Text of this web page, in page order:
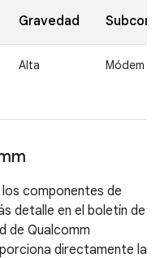
Gravedad
Alta Módem
componentes de
detalle en el boletín de
de Qualcomm
directamente la